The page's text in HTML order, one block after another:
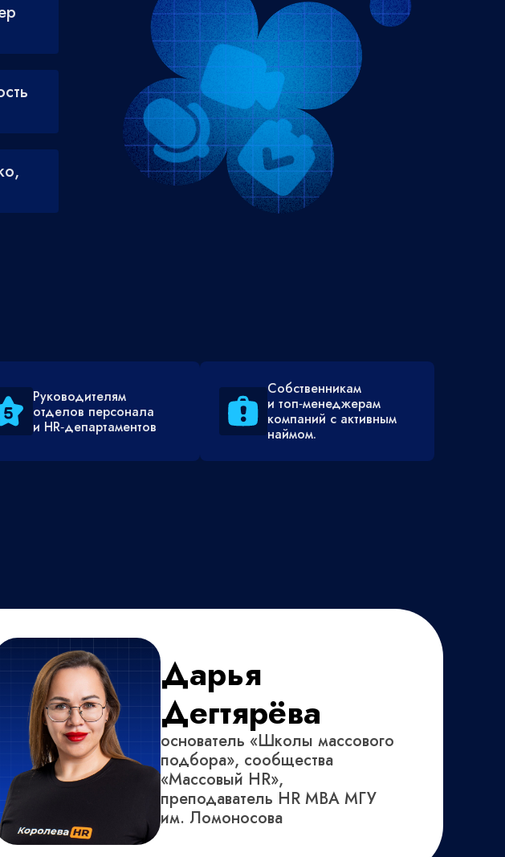
Руководителям
отделов персонала
и HR‑департаментов
Собственникам
и топ‑менеджерам
компаний с активным
наймом.
Дарья
Дегтярёва
основатель «Школы массового
подбора», сообщества
«Массовый HR»,
преподаватель HR MBA МГУ
им. Ломоносова